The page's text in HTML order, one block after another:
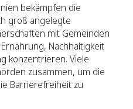
bekämpfen die
groß angelegte
mit Gemeinden
Nachhaltigkeit
konzentrieren. Viele
zusammen, um die
Barrierefreiheit zu